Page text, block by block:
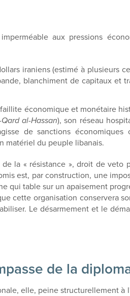
aux pressions
iraniens (estimé à plusieurs
blanchiment de capitaux et
économique et monétaire
al-Hassan), son réseau
de sanctions économiques
matériel du peuple libanais.
la « résistance », droit de veto
est, par construction, une
qui table sur un apaisement
cette organisation conservera
Le désarmement et le
de la
elle, peine structurellement à